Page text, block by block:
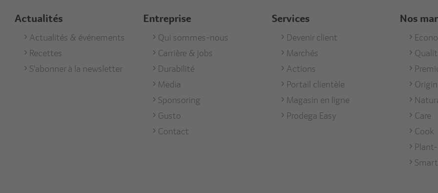
Actualités
Footer
Aktuell
Actualités & événements
Recettes
S'abonner à la newsletter
Entreprise
Footer
Unternehmen
Qui sommes-nous
Carrière & jobs
Durabilité
Media
Sponsoring
Gusto
Contact
Services
Footer
Services
Devenir client
Marchés
Actions
Portail clientèle
Magasin en ligne
Prodega Easy
Nos
Care
Cook